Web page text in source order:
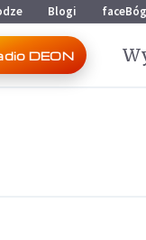
Blogi faceBóg
DEON